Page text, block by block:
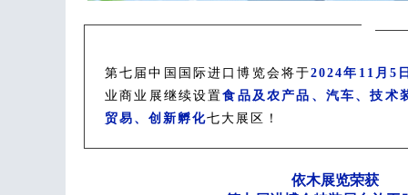
第七届中国国际进口博览会将于2024年11月5
业商业展继续设置食品及农产品、汽车、技术
贸易、创新孵化七大展区！
依木展览荣获